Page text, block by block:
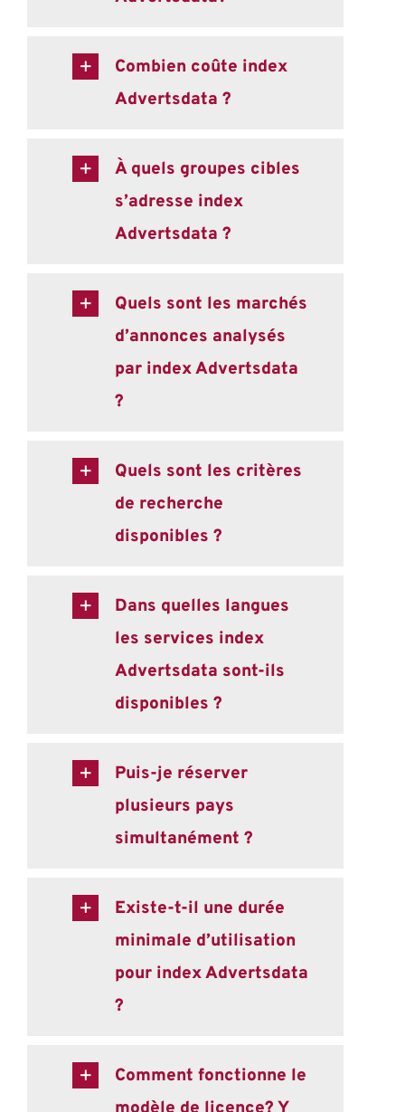
Combien coûte index
Advertsdata ?
À quels groupes cibles
s’adresse index
Advertsdata ?
Quels sont les marchés
d’annonces analysés
par index Advertsdata
?
Quels sont les critères
de recherche
disponibles ?
Dans quelles langues
les services index
Advertsdata sont-ils
disponibles ?
Puis-je réserver
plusieurs pays
simultanément ?
Existe-t-il une durée
minimale d’utilisation
pour index Advertsdata
?
Comment fonctionne le